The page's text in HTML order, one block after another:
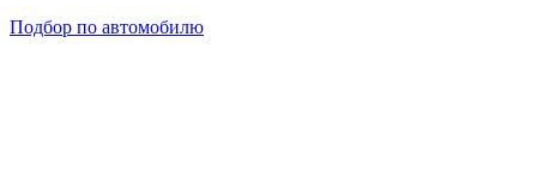
Подбор по автомобилю